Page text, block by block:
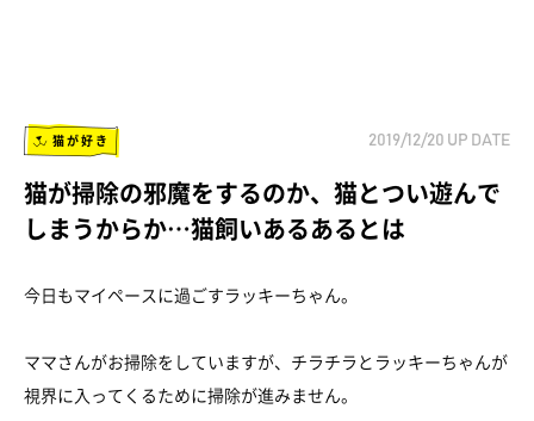
猫が好き 2019/12/20 UP DATE
猫が掃除の邪魔をするのか、猫とつい遊んで
しまうからか…猫飼いあるあるとは
今日もマイペースに過ごすラッキーちゃん。
ママさんがお掃除をしていますが、チラチラとラッキーちゃんが
視界に入ってくるために掃除が進みません。